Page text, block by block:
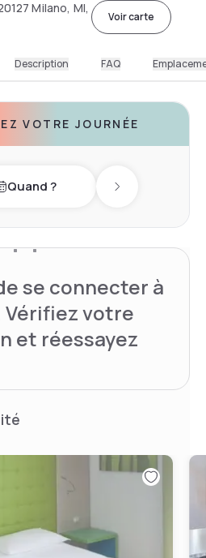
Milano, MI,
Voir carte
Description FAQ
VOTRE JOURNÉE
Quand ? Next day
se connecter à
votre
et réessayez